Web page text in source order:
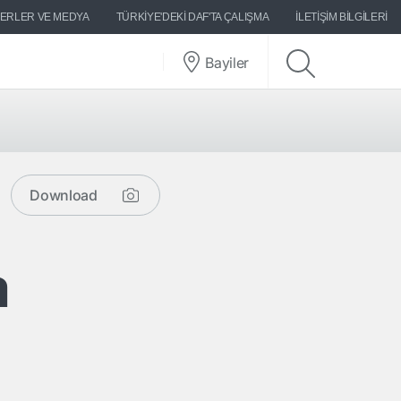
VE MEDYA TÜRKIYE'DEKI DAF'TA ÇALIŞMA İLETIŞIM BILGILERI
Bayiler
Download